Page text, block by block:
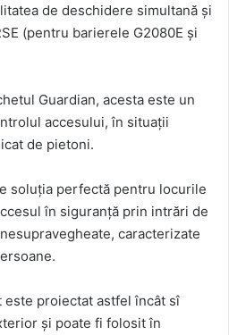
de deschidere simultană și
(pentru barierele G2080E și
Guardian, acesta este un
accesului, în situații
de pietoni.
soluția perfectă pentru locurile
în siguranță prin intrări de
caracterizate
proiectat astfel încât sî
și poate fi folosit în